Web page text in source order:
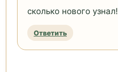
сколько нового узнал!
Ответить